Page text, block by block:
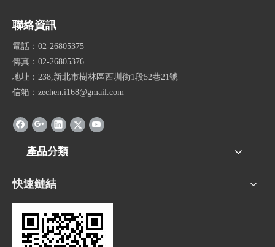
聯絡資訊
電話：02-26805375
傳真：02-26805376
地址：238,新北市樹林區西圳街1段52巷21號
信箱：zechen.i168@gmail.com
產品分類
快速鏈結